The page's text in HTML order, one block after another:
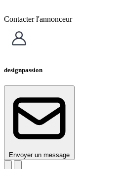
Contacter l'annonceur
designpassion
Envoyer un message